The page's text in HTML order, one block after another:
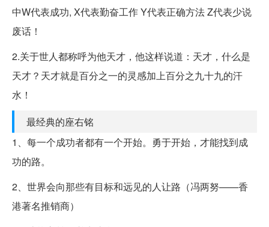
中W代表成功, X代表勤奋工作 Y代表正确方法 Z代表少说
废话！
2.关于世人都称呼为他天才，他这样说道：天才，什么是
天才？天才就是百分之一的灵感加上百分之九十九的汗
水！
最经典的座右铭
1、每一个成功者都有一个开始。勇于开始，才能找到成
功的路。
2、世界会向那些有目标和远见的人让路（冯两努——香
港著名推销商）